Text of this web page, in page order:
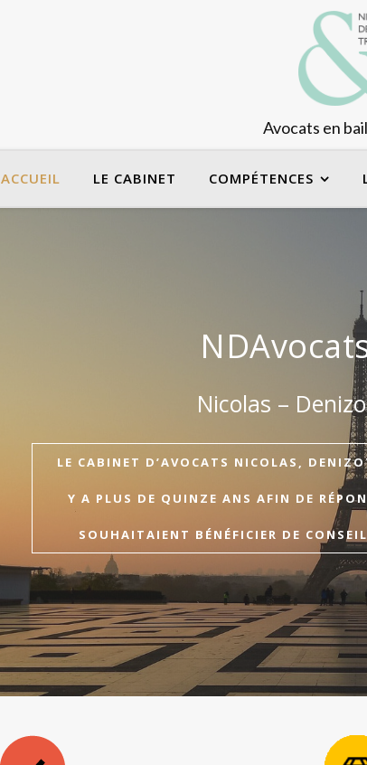
Avocats en
ACCUEIL LE CABINET COMPÉTENCES
Nicolas –
LE CABINET D’AVOCATS NICOLAS,
Y A PLUS DE QUINZE ANS AFIN DE
SOUHAITAIENT BÉNÉFICIER DE